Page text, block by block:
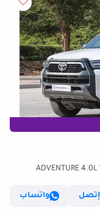
إتصل
واتساب